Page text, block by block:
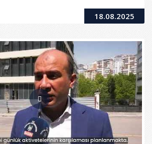
18.08.2025